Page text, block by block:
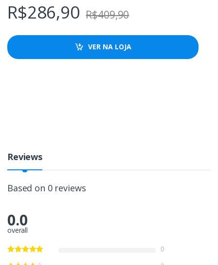
R$286,90 R$409,90
VER NA LOJA
Reviews
Based on 0 reviews
0.0
overall
0